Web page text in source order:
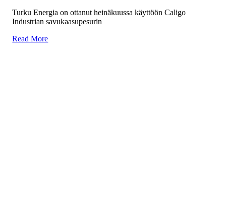
Turku Energia on ottanut heinäkuussa käyttöön Caligo
Industrian savukaasupesurin
Read More